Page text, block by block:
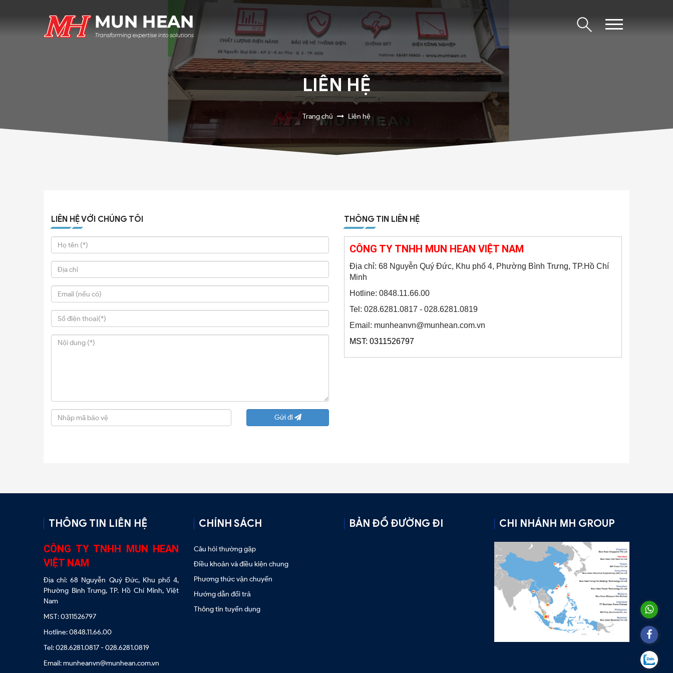
LIÊN HỆ
Trang chủ Liên hệ
LIÊN HỆ VỚI CHÚNG TÔI
Gửi đi
THÔNG TIN LIÊN HỆ
CÔNG TY TNHH MUN HEAN VIỆT NAM
Địa chỉ: 68 Nguyễn Quý Đức, Khu phố 4, Phường Bình Trưng, TP.Hồ Chí
Minh
Hotline: 0848.11.66.00
Tel: 028.6281.0817 - 028.6281.0819
Email: munheanvn@munhean.com.vn
MST: 0311526797
THÔNG TIN LIÊN HỆ
CÔNG TY TNHH MUN HEAN
VIỆT NAM
Địa chỉ: 68 Nguyễn Quý Đức, Khu phố 4,
Phường Bình Trưng, TP. Hồ Chí Minh, Việt
Nam
MST: 0311526797
Hotline: 0848.11.66.00
Tel: 028.6281.0817 - 028.6281.0819
Email: munheanvn@munhean.com.vn
CHÍNH SÁCH
Câu hỏi thường gặp
Điều khoản và điều kiện chung
Phương thức vận chuyển
Hướng dẫn đổi trả
Thông tin tuyển dụng
BẢN ĐỒ ĐƯỜNG ĐI CHI NHÁNH MH GROUP